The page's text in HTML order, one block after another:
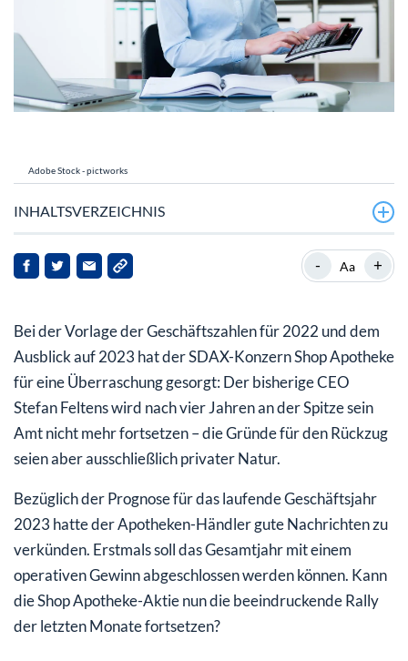
Adobe Stock - pictworks
INHALTSVERZEICHNIS
Shop Apotheke mit Wachstums-Prognose für das
laufende Jahr
munter weiter?
- Aa +
Bei der Vorlage der Geschäftszahlen für 2022 und dem
Ausblick auf 2023 hat der SDAX-Konzern Shop Apotheke
für eine Überraschung gesorgt: Der bisherige CEO
Stefan Feltens wird nach vier Jahren an der Spitze sein
Amt nicht mehr fortsetzen – die Gründe für den Rückzug
seien aber ausschließlich privater Natur.
Bezüglich der Prognose für das laufende Geschäftsjahr
2023 hatte der Apotheken-Händler gute Nachrichten zu
verkünden. Erstmals soll das Gesamtjahr mit einem
operativen Gewinn abgeschlossen werden können. Kann
die Shop Apotheke-Aktie nun die beeindruckende Rally
der letzten Monate fortsetzen?